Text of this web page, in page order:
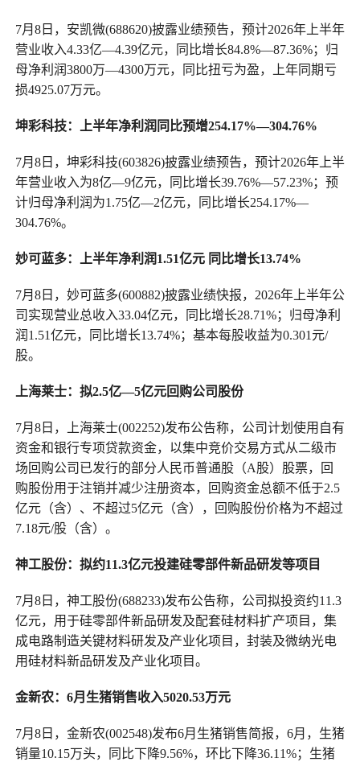
7月8日，安凯微(688620)披露业绩预告，预计2026年上半年
营业收入4.33亿—4.39亿元，同比增长84.8%—87.36%；归
母净利润3800万—4300万元，同比扭亏为盈，上年同期亏
损4925.07万元。
坤彩科技：上半年净利润同比预增254.17%—304.76%
7月8日，坤彩科技(603826)披露业绩预告，预计2026年上半
年营业收入为8亿—9亿元，同比增长39.76%—57.23%；预
计归母净利润为1.75亿—2亿元，同比增长254.17%—
304.76%。
妙可蓝多：上半年净利润1.51亿元 同比增长13.74%
7月8日，妙可蓝多(600882)披露业绩快报，2026年上半年公
司实现营业总收入33.04亿元，同比增长28.71%；归母净利
润1.51亿元，同比增长13.74%；基本每股收益为0.301元/
股。
上海莱士：拟2.5亿—5亿元回购公司股份
7月8日，上海莱士(002252)发布公告称，公司计划使用自有
资金和银行专项贷款资金，以集中竞价交易方式从二级市
场回购公司已发行的部分人民币普通股（A股）股票，回
购股份用于注销并减少注册资本，回购资金总额不低于2.5
亿元（含）、不超过5亿元（含），回购股份价格为不超过
7.18元/股（含）。
神工股份：拟约11.3亿元投建硅零部件新品研发等项目
7月8日，神工股份(688233)发布公告称，公司拟投资约11.3
亿元，用于硅零部件新品研发及配套硅材料扩产项目，集
成电路制造关键材料研发及产业化项目，封装及微纳光电
用硅材料新品研发及产业化项目。
金新农：6月生猪销售收入5020.53万元
7月8日，金新农(002548)发布6月生猪销售简报，6月，生猪
销量10.15万头，同比下降9.56%，环比下降36.11%；生猪